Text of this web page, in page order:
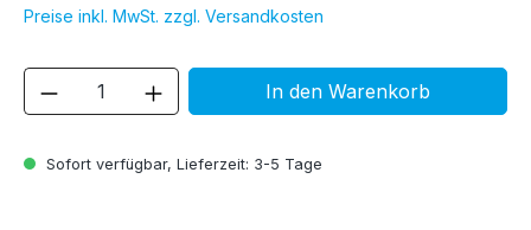
Preise inkl. MwSt. zzgl. Versandkosten
Sofort verfügbar, Lieferzeit: 3-5 Tage
Produkt Anzahl: Gib denIn den Warenkorb